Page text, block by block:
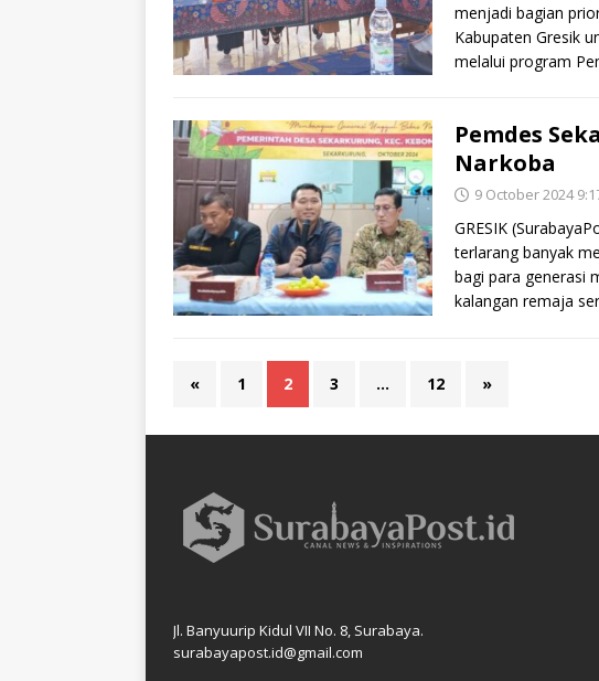
menjadi bagian
Kabupaten Gresik
melalui program
Pemdes
Narkoba
9 October 2024
GRESIK
terlarang banyak
bagi para generasi
kalangan remaja
« 1 2 3 … 12 »
Jl. Banyuurip Kidul VII No. 8, Surabaya.
surabayapost.id@gmail.com